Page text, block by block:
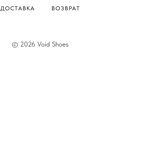
ДОСТАВКА
ВОЗВРАТ
© 2026 Void Shoes